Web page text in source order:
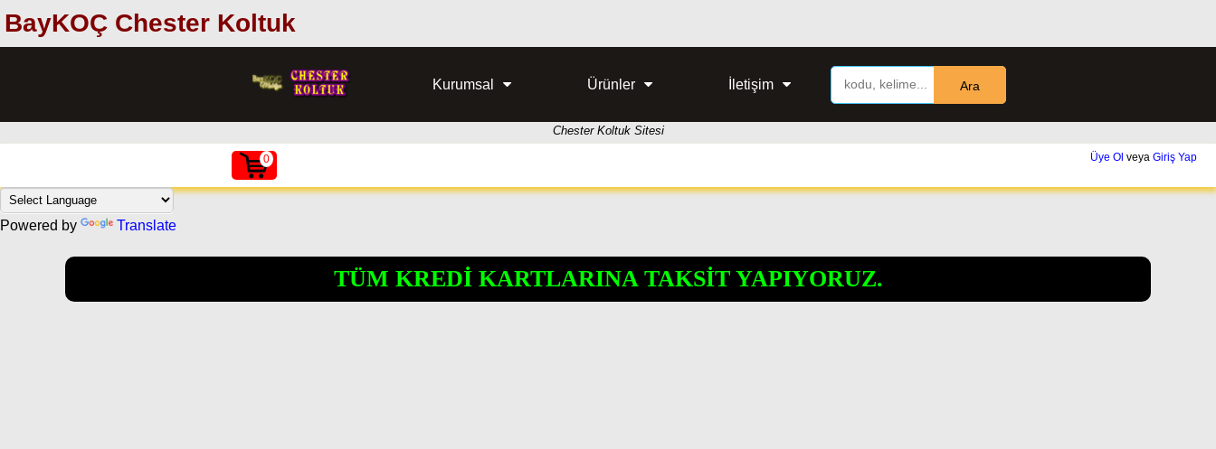
BayKOÇ Chester Koltuk
Kurumsal Ürünler İletişim Ara
Chester Koltuk Sitesi
0 Üye Ol veya Giriş Yap
Powered by Translate
TÜM KREDİ KARTLARINA TAKSİT YAPIYORUZ.